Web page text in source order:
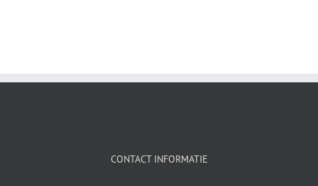
CONTACT INFORMATIE